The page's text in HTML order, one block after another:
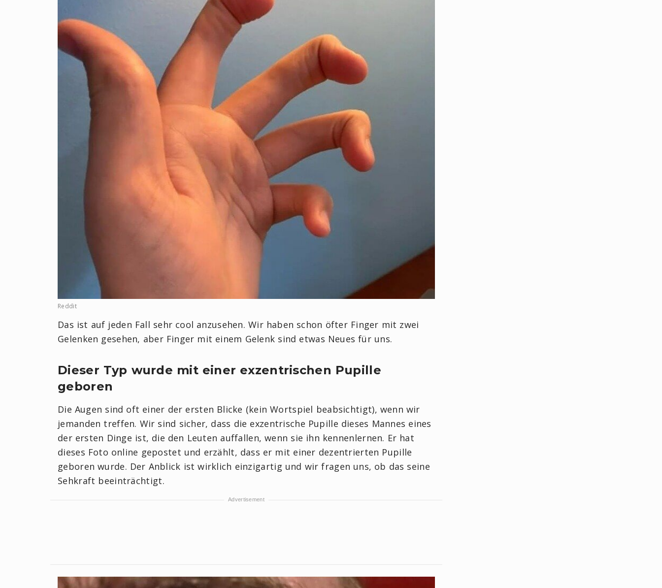
Reddit
Das ist auf jeden Fall sehr cool anzusehen. Wir haben schon öfter Finger mit zwei
Gelenken gesehen, aber Finger mit einem Gelenk sind etwas Neues für uns.
Dieser Typ wurde mit einer exzentrischen Pupille
geboren
Die Augen sind oft einer der ersten Blicke (kein Wortspiel beabsichtigt), wenn wir
jemanden treffen. Wir sind sicher, dass die exzentrische Pupille dieses Mannes eines
der ersten Dinge ist, die den Leuten auffallen, wenn sie ihn kennenlernen. Er hat
dieses Foto online gepostet und erzählt, dass er mit einer dezentrierten Pupille
geboren wurde. Der Anblick ist wirklich einzigartig und wir fragen uns, ob das seine
Sehkraft beeinträchtigt.